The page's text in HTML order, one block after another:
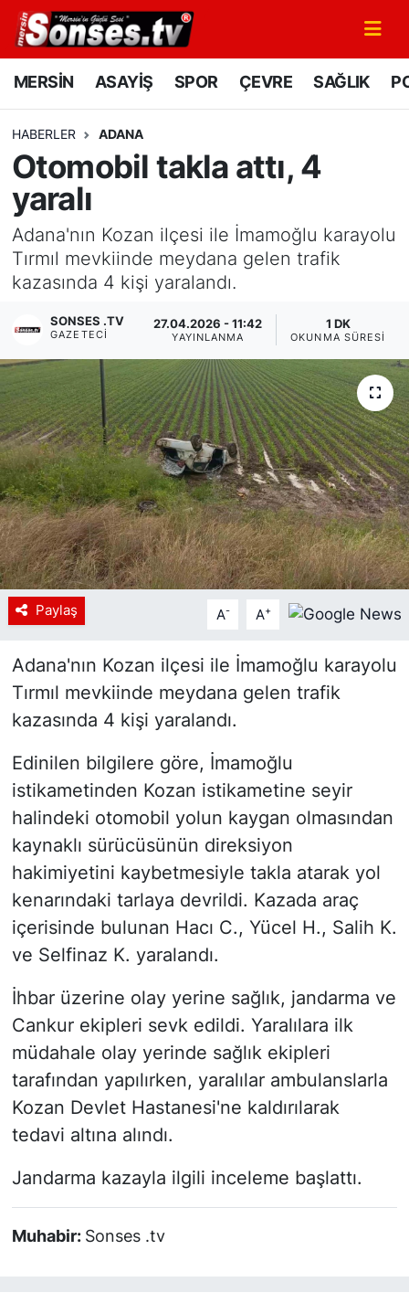
MERSİN ASAYİŞ SPOR ÇEVRE SAĞLIK
HABERLER ADANA
Otomobil takla attı, 4
yaralı
Adana'nın Kozan ilçesi ile İmamoğlu karayolu
Tırmıl mevkiinde meydana gelen trafik
kazasında 4 kişi yaralandı.
SONSES .TV
GAZETECI
27.04.2026 - 11:42
YAYINLANMA
1 DK
OKUNMA SÜRESI
Paylaş A- A+
Adana'nın Kozan ilçesi ile İmamoğlu karayolu
Tırmıl mevkiinde meydana gelen trafik
kazasında 4 kişi yaralandı.
Edinilen bilgilere göre, İmamoğlu
istikametinden Kozan istikametine seyir
halindeki otomobil yolun kaygan olmasından
kaynaklı sürücüsünün direksiyon
hakimiyetini kaybetmesiyle takla atarak yol
kenarındaki tarlaya devrildi. Kazada araç
içerisinde bulunan Hacı C., Yücel H., Salih K.
ve Selfinaz K. yaralandı.
İhbar üzerine olay yerine sağlık, jandarma ve
Cankur ekipleri sevk edildi. Yaralılara ilk
müdahale olay yerinde sağlık ekipleri
tarafından yapılırken, yaralılar ambulanslarla
Kozan Devlet Hastanesi'ne kaldırılarak
tedavi altına alındı.
Jandarma kazayla ilgili inceleme başlattı.
Muhabir: Sonses .tv
MERSİN
SPOR
GÜNÜN MANŞETİ
DÜNYA
SAĞLIK
Siyaset
YEREL HABER
Haberde insan
Tanıtım
Mersin Nöbetçi Eczaneler
Mersin Namaz Vakitleri
Mersin Trafik Yoğunluk Haritası
Süper Lig Puan Durumu ve Fikstür
Haber Arşivi